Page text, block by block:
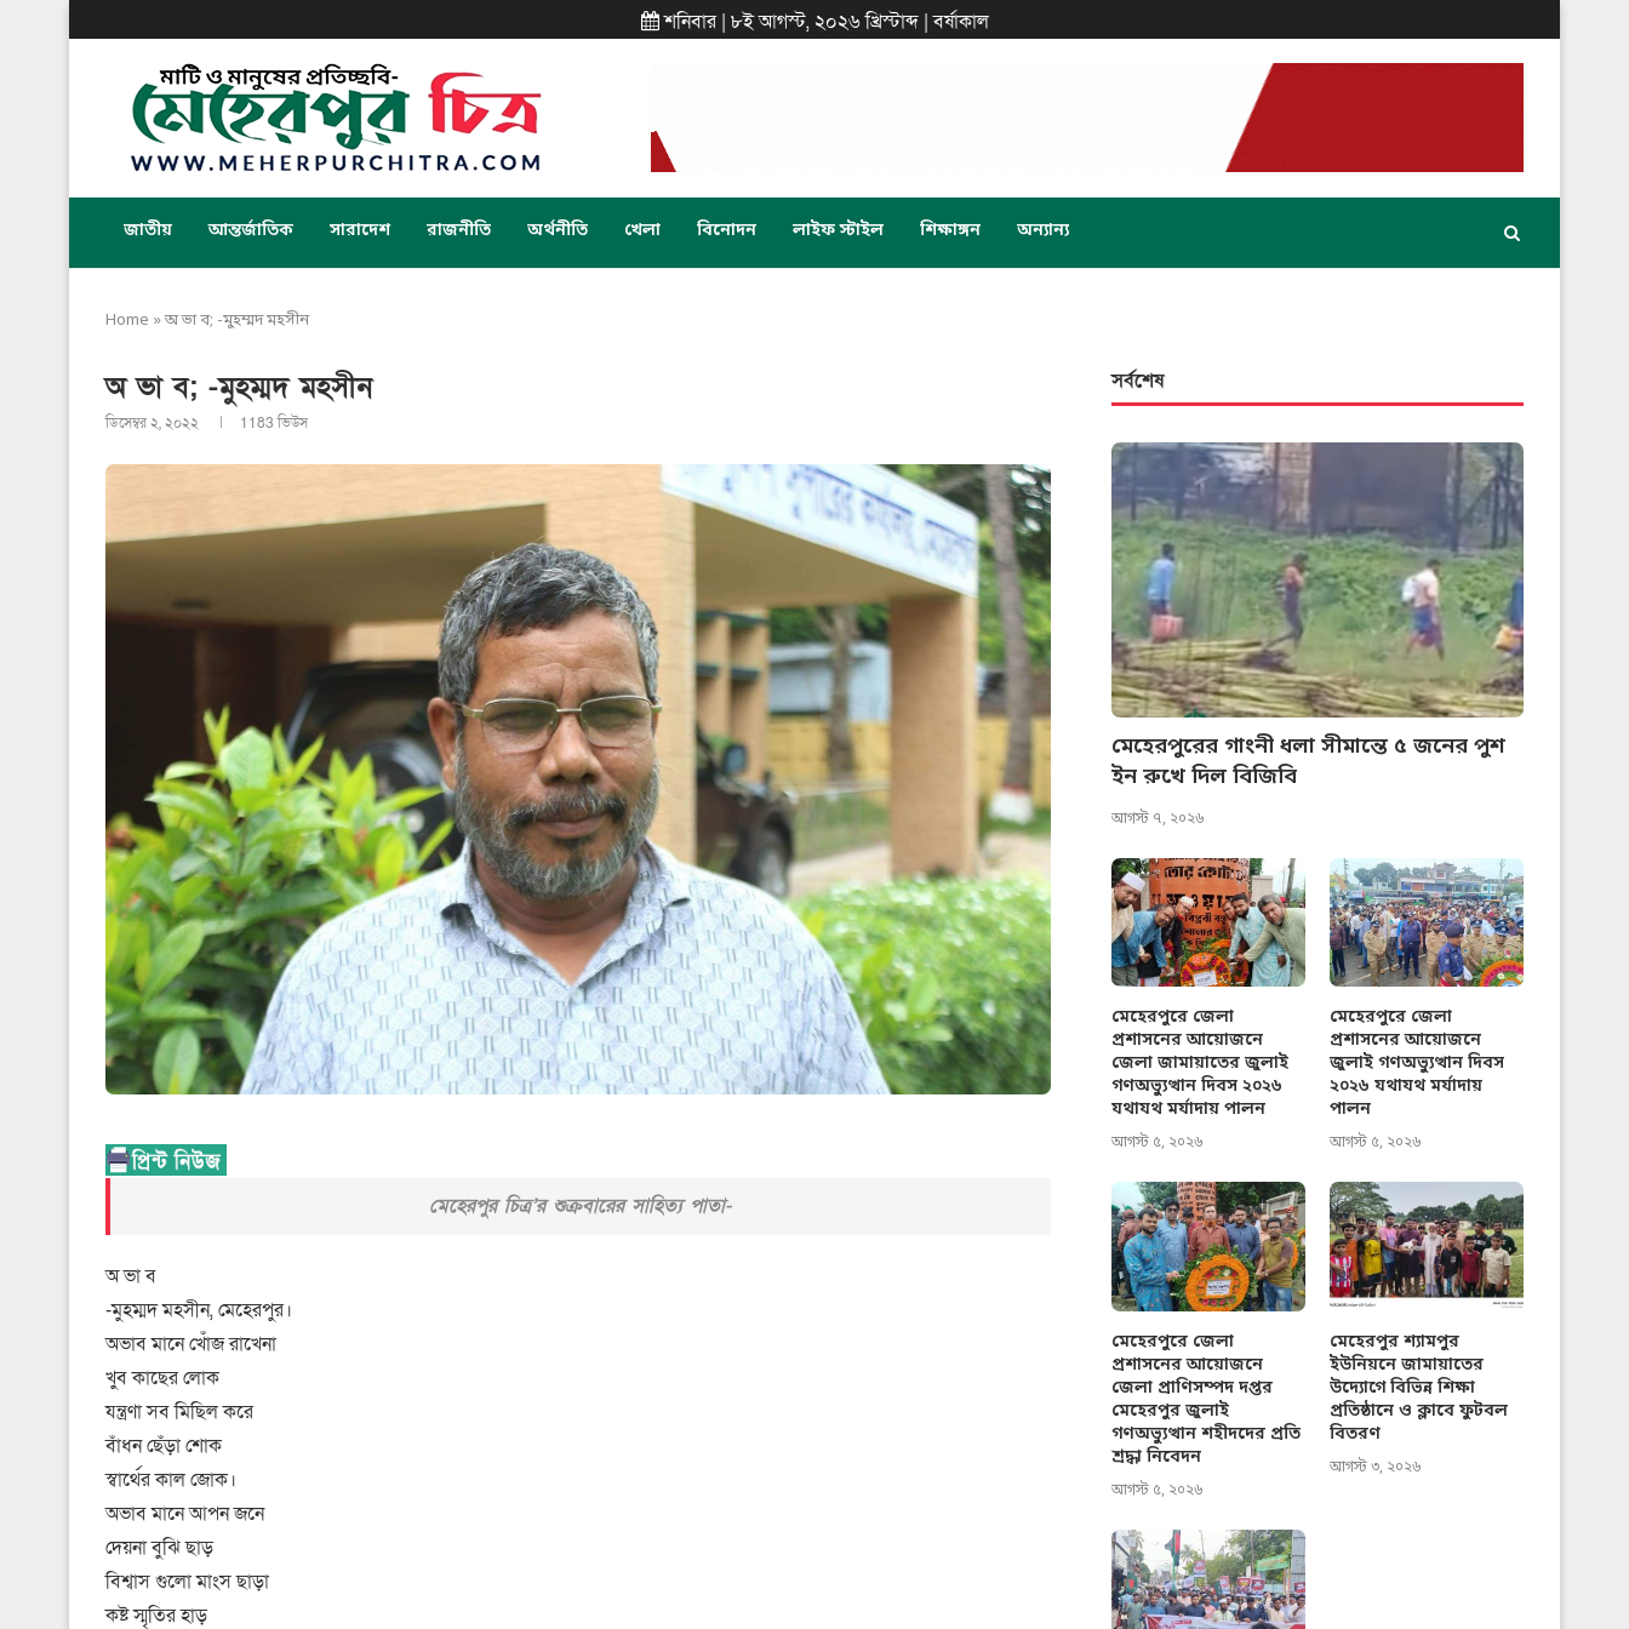
শনিবার | ৮ই আগস্ট, ২০২৬ খ্রিস্টাব্দ | বর্ষাকাল
জাতীয় আন্তর্জাতিক সারাদেশ রাজনীতি অর্থনীতি খেলা বিনোদন লাইফ স্টাইল শিক্ষাঙ্গন অন্যান্য
Home »অ ভা ব; -মুহম্মদ মহসীন
অ ভা ব; -মুহম্মদ মহসীন
ডিসেম্বর ২, ২০২২ 1183ভিউস
মেহেরপুর চিত্র’র শুক্রবারের সাহিত্য পাতা-
অ ভা ব
-মুহম্মদ মহসীন, মেহেরপুর।
অভাব মানে খোঁজ রাখেনা
খুব কাছের লোক
যন্ত্রণা সব মিছিল করে
বাঁধন ছেঁড়া শোক
স্বার্থের কাল জোক।
অভাব মানে আপন জনে
দেয়না বুঝি ছাড়
বিশ্বাস গুলো মাংস ছাড়া
কষ্ট স্মৃতির হাড়
সর্বশেষ
মেহেরপুরের গাংনী ধলা সীমান্তে ৫ জনের পুশ
ইন রুখে দিল বিজিবি
আগস্ট ৭, ২০২৬
মেহেরপুরে জেলা
প্রশাসনের আয়োজনে
জেলা জামায়াতের জুলাই
গণঅভ্যুত্থান দিবস ২০২৬
যথাযথ মর্যাদায় পালন
আগস্ট ৫, ২০২৬
মেহেরপুরে জেলা
প্রশাসনের আয়োজনে
জুলাই গণঅভ্যুত্থান দিবস
২০২৬ যথাযথ মর্যাদায়
পালন
আগস্ট ৫, ২০২৬
মেহেরপুরে জেলা
প্রশাসনের আয়োজনে
জেলা প্রাণিসম্পদ দপ্তর
মেহেরপুর জুলাই
গণঅভ্যুত্থান শহীদদের প্রতি
শ্রদ্ধা নিবেদন
আগস্ট ৫, ২০২৬
মেহেরপুর শ্যামপুর
ইউনিয়নে জামায়াতের
উদ্যোগে বিভিন্ন শিক্ষা
প্রতিষ্ঠানে ও ক্লাবে ফুটবল
বিতরণ
আগস্ট ৩, ২০২৬